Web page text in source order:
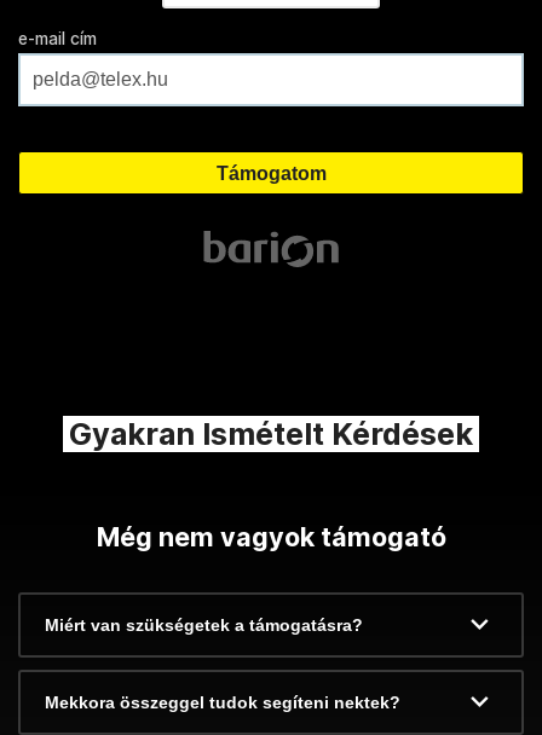
e-mail cím
Gyakran Ismételt Kérdések
Még nem vagyok támogató
Miért van szükségetek a támogatásra?
Mekkora összeggel tudok segíteni nektek?